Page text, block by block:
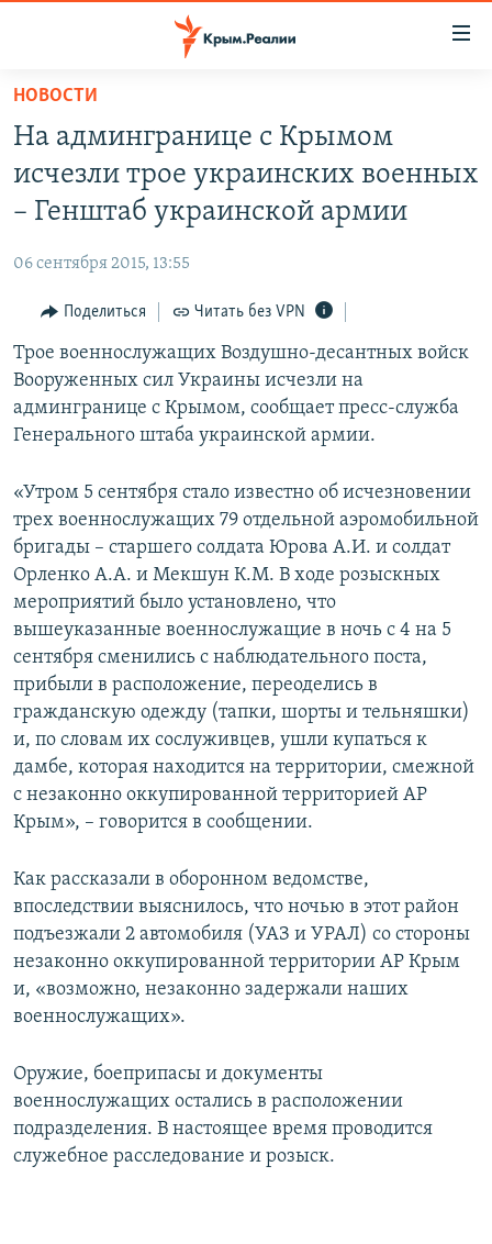
Вернуться
основному
содержанию
Вернутся
главной
навигации
Вернутся
поиску
СПЕЦПРОЕКТЫ
ГРУЗ 200
11 ЛЕТ ОККУПАЦИИ КРЫМА. 11 ИСТОРИЙ СОПРОТИВЛЕНИЯ
ВОДА
ЕЩЕ
ИНТЕРАКТИВ
ИНФОГРАФИКА
ТЕЛЕПРОЕКТ КРЫМ.РЕАЛИИ
СОВЕТЫ ПРАВОЗАЩИТНИКОВ
ПОБЕДИТЕЛЕЙ НЕ СУДЯТ?
КРЫМ.НЕПОКОРЕННЫЙ
УКРАИНСКАЯ ПРОБЛЕМА КРЫМА
РАДІО СВОБОДА
КАК ОБОЙТИ БЛОКИРОВКУ
Українською
Qırımtatar
Все сайты RFE/RL
НОВОСТИ
На админгранице с Крымом
исчезли трое украинских военных
– Генштаб украинской армии
06 сентября 2015, 13:55
Поделиться Читать без VPN
Трое военнослужащих Воздушно-десантных войск
Вооруженных сил Украины исчезли на
админгранице с Крымом, сообщает пресс-служба
Генерального штаба украинской армии.
«Утром 5 сентября стало известно об исчезновении
трех военнослужащих 79 отдельной аэромобильной
бригады – старшего солдата Юрова А.И. и солдат
Орленко А.А. и Мекшун К.М. В ходе розыскных
мероприятий было установлено, что
вышеуказанные военнослужащие в ночь с 4 на 5
сентября сменились с наблюдательного поста,
прибыли в расположение, переоделись в
гражданскую одежду (тапки, шорты и тельняшки)
и, по словам их сослуживцев, ушли купаться к
дамбе, которая находится на территории, смежной
с незаконно оккупированной территорией АР
Крым», – говорится в сообщении.
Как рассказали в оборонном ведомстве,
впоследствии выяснилось, что ночью в этот район
подъезжали 2 автомобиля (УАЗ и УРАЛ) со стороны
незаконно оккупированной территории АР Крым
и, «возможно, незаконно задержали наших
военнослужащих».
Оружие, боеприпасы и документы
военнослужащих остались в расположении
подразделения. В настоящее время проводится
служебное расследование и розыск.